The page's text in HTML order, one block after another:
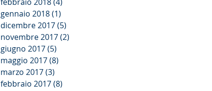
gennaio 2018(1)
dicembre 2017(5)
novembre 2017(2)
giugno 2017(5)
maggio 2017(8)
marzo 2017(3)
febbraio 2017(8)